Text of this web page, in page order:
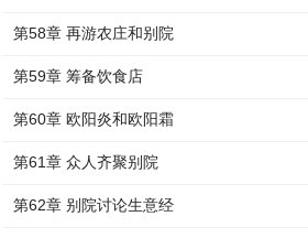
第58章 再游农庄和别院
第59章 筹备饮食店
第60章 欧阳炎和欧阳霜
第61章 众人齐聚别院
第62章 别院讨论生意经